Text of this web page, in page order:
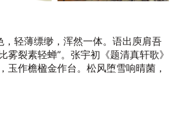
，轻薄缥缈，浑然一体。语出庾肩吾
雾裂素轻蝉”。张宇初《题清真轩歌》
玉作檐楹金作台。松风堕雪响晴菌，